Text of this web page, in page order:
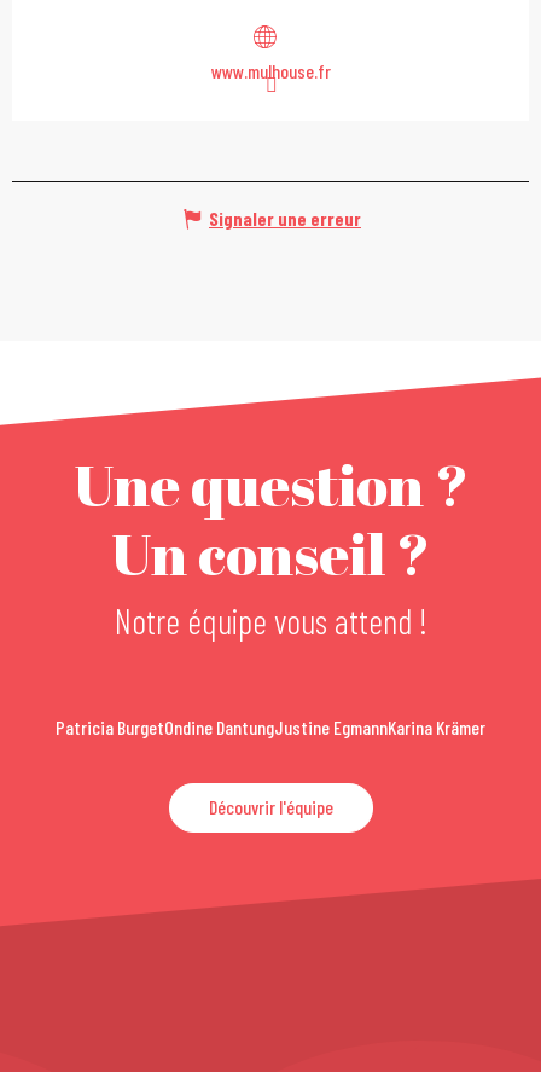
www.mulhouse.fr
Signaler une erreur
Une question ?
Un conseil ?
Notre équipe vous attend !
Patricia BurgetOndine DantungJustine EgmannKarina Krämer
Découvrir l'équipe